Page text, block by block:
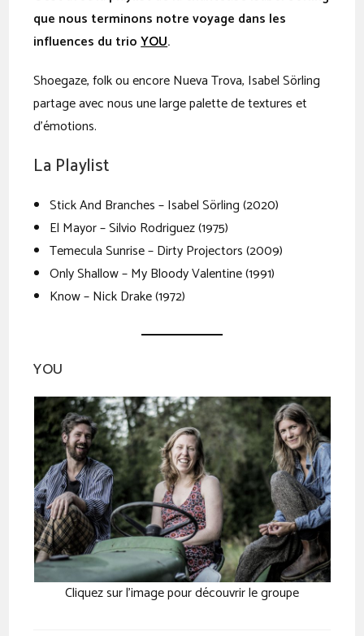
que nous terminons notre voyage dans les
influences du trioYOU.
Shoegaze, folk ou encore Nueva Trova, Isabel Sörling
partage avec nous une large palette de textures et
d’émotions.
La Playlist
Stick And Branches – Isabel Sörling (2020)
El Mayor – Silvio Rodriguez (1975)
Temecula Sunrise – Dirty Projectors (2009)
Only Shallow – My Bloody Valentine (1991)
Know – Nick Drake (1972)
YOU
Cliquez sur l’image pour découvrir le groupe